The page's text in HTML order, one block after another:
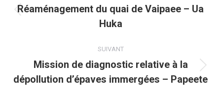
de
Onglet
précédent
Réaménagement du quai de Vaipaee – Ua
Huka
SUIVANT
Projets
similaires
Mission de diagnostic relative à la
dépollution d’épaves immergées – Papeete